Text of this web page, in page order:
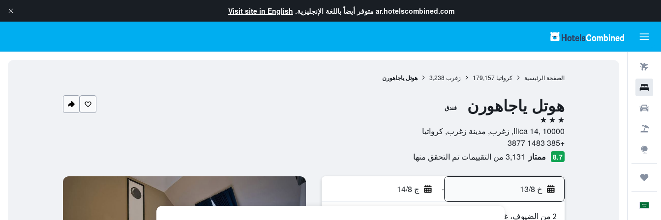
ar.hotelscombined.com متوفر أيضاً باللغة الإنجليزية. Visit site in English
الصفحة الرئيسية كرواتيا 179,157 زغرب 3,238 هوتل ياجاهورن
هوتل ياجاهورن فندق
3 نجوم
Ilica 14, 10000, زغرب, مدينة زغرب, كرواتيا
+385 1483 3877
8.7 ممتاز 3,131 من التقييمات تم التحقق منها
خ 13/8 - ج 14/8
2 من الضيوف، غرفة واحدة